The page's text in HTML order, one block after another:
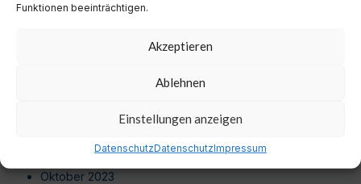
Funktionen beeinträchtigen.
Akzeptieren
Ablehnen
Einstellungen anzeigen
DatenschutzDatenschutzImpressum
Juli 2024
November 2023
Oktober 2023